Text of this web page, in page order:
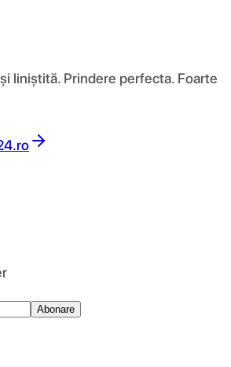
liniștită. Prindere perfecta. Foarte
Abonare